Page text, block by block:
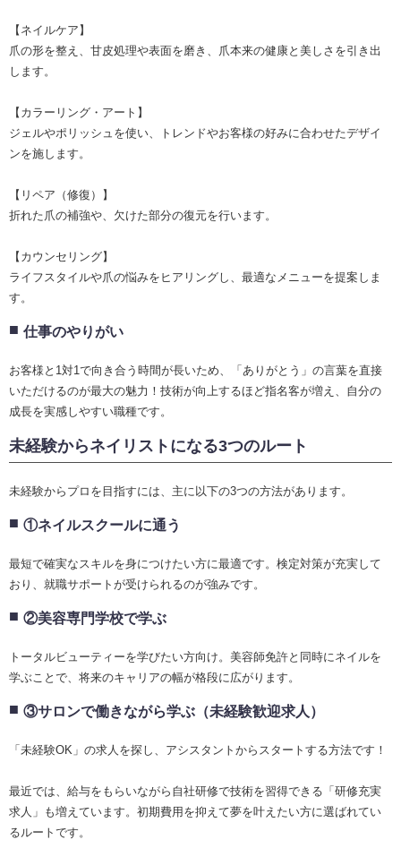
【ネイルケア】
爪の形を整え、甘皮処理や表面を磨き、爪本来の健康と美しさを引き出
します。
【カラーリング・アート】
ジェルやポリッシュを使い、トレンドやお客様の好みに合わせたデザイ
ンを施します。
【リペア（修復）】
折れた爪の補強や、欠けた部分の復元を行います。
【カウンセリング】
ライフスタイルや爪の悩みをヒアリングし、最適なメニューを提案しま
す。
仕事のやりがい
お客様と1対1で向き合う時間が長いため、「ありがとう」の言葉を直接
いただけるのが最大の魅力！技術が向上するほど指名客が増え、自分の
成長を実感しやすい職種です。
未経験からネイリストになる3つのルート
未経験からプロを目指すには、主に以下の3つの方法があります。
①ネイルスクールに通う
最短で確実なスキルを身につけたい方に最適です。検定対策が充実して
おり、就職サポートが受けられるのが強みです。
②美容専門学校で学ぶ
トータルビューティーを学びたい方向け。美容師免許と同時にネイルを
学ぶことで、将来のキャリアの幅が格段に広がります。
③サロンで働きながら学ぶ（未経験歓迎求人）
「未経験OK」の求人を探し、アシスタントからスタートする方法です！
最近では、給与をもらいながら自社研修で技術を習得できる「研修充実
求人」も増えています。初期費用を抑えて夢を叶えたい方に選ばれてい
るルートです。